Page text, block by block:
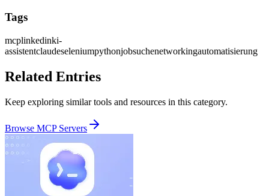
Tags
mcplinkedinki-
assistentclaudeseleniumpythonjobsuchenetworkingautomatisierung
Related Entries
Keep exploring similar tools and resources in this category.
Browse MCP Servers